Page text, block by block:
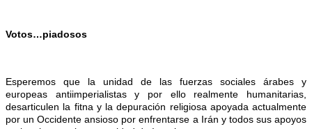
Votos…piadosos
Esperemos que la unidad de las fuerzas sociales árabes y
europeas antiimperialistas y por ello realmente humanitarias,
desarticulen la fitna y la depuración religiosa apoyada actualmente
por un Occidente ansioso por enfrentarse a Irán y todos sus apoyos